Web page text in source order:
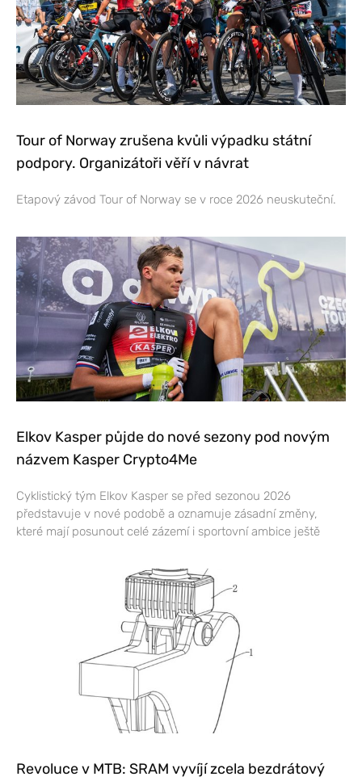
Tour of Norway zrušena kvůli výpadku státní
podpory. Organizátoři věří v návrat
Etapový závod Tour of Norway se v roce 2026 neuskuteční.
Elkov Kasper půjde do nové sezony pod novým
názvem Kasper Crypto4Me
Cyklistický tým Elkov Kasper se před sezonou 2026
představuje v nové podobě a oznamuje zásadní změny,
které mají posunout celé zázemí i sportovní ambice ještě
Revoluce v MTB: SRAM vyvíjí zcela bezdrátový